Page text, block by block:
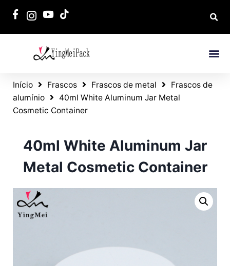
Início Frascos Frascos de metal
Frascos de
alumínio
40ml White Aluminum Jar Metal
Cosmetic Container
40ml White Aluminum Jar
Metal Cosmetic Container